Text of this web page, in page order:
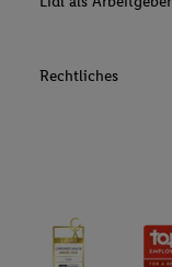
Rechtliches